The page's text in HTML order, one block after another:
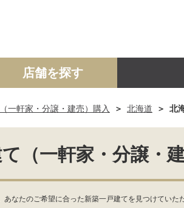
ン 土地 事業投資用
店舗を探す
一軒家・分譲・建売）購入 北海道 北
（一軒家・分譲・
なたのご希望に合った新築一戸建てを見つけてい